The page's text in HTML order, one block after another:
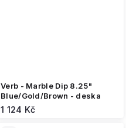
Verb - Marble Dip 8.25"
Blue/Gold/Brown - deska
1 124 Kč